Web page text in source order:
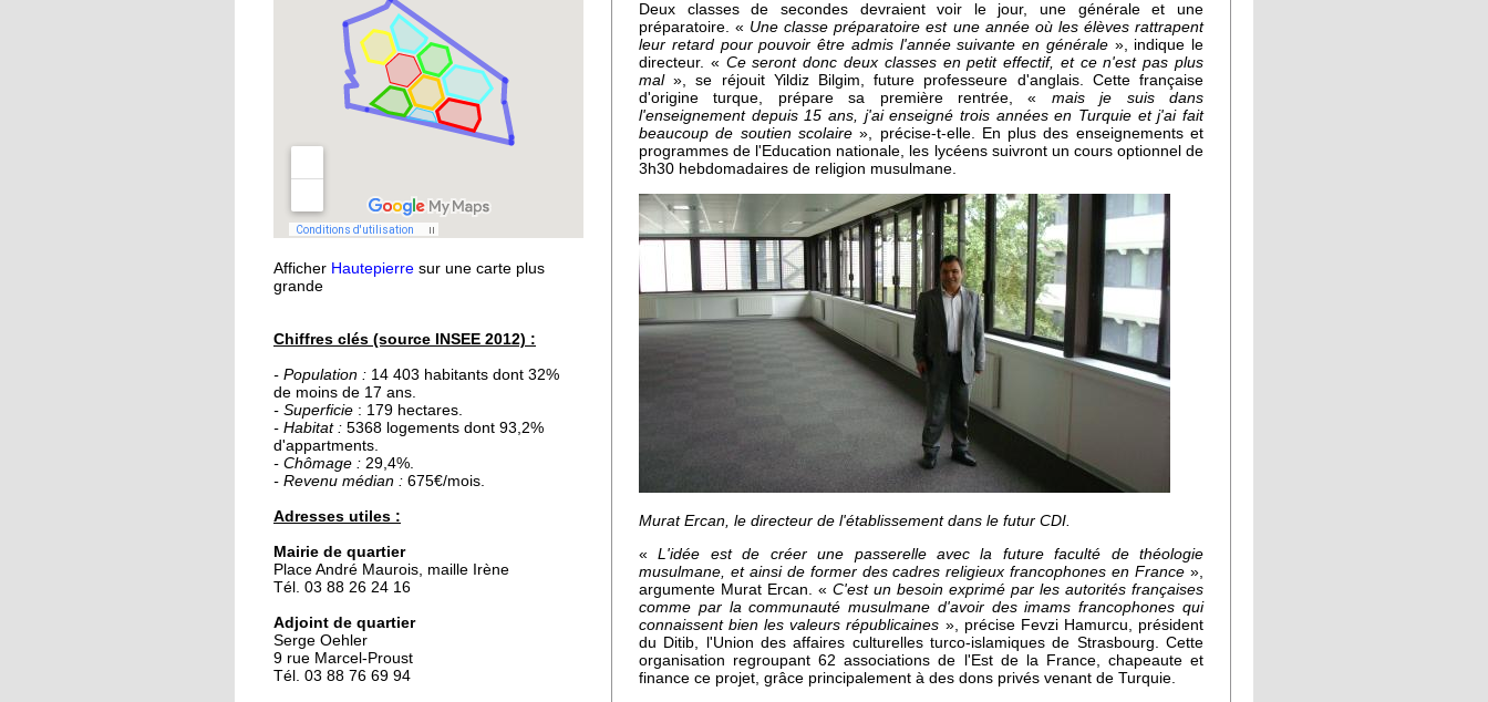
21 septembre 2015
Nouvelle médiathèque :
les usagers satisfaits
pour le lycée musulman
18 septembre 2015
16 septembre 2015
De la Passerelle au
Ricochet
16 septembre 2015
Table et Culture
25 septembre 2014
Des gâteaux contre un
voyage
Afficher Hautepierre sur une carte plus
grande
Chiffres clés (source INSEE 2012) :
- Population : 14 403 habitants dont 32%
de moins de 17 ans.
- Superficie : 179 hectares.
- Habitat : 5368 logements dont 93,2%
d'appartments.
- Chômage : 29,4%.
- Revenu médian : 675€/mois.
Adresses utiles :
Mairie de quartier
Place André Maurois, maille Irène
Tél. 03 88 26 24 16
Adjoint de quartier
Serge Oehler
9 rue Marcel-Proust
Tél. 03 88 76 69 94
Deux classes de secondes devraient voir le jour, une générale et une
préparatoire. « Une classe préparatoire est une année où les élèves rattrapent
leur retard pour pouvoir être admis l'année suivante en générale», indique le
directeur. « Ce seront donc deux classes en petit effectif, et ce n'est pas plus
mal», se réjouit Yildiz Bilgim, future professeure d'anglais. Cette française
d'origine turque, prépare sa première rentrée, « mais je suis dans
l'enseignement depuis 15 ans, j'ai enseigné trois années en Turquie et j'ai fait
beaucoup de soutien scolaire», précise-t-elle. En plus des enseignements et
programmes de l'Education nationale, les lycéens suivront un cours optionnel de
3h30 hebdomadaires de religion musulmane.
Murat Ercan, le directeur de l'établissement dans le futur CDI.
«L'idée est de créer une passerelle avec la future faculté de théologie
musulmane, et ainsi de former des cadres religieux francophones en France »,
argumente Murat Ercan. « C'est un besoin exprimé par les autorités françaises
comme par la communauté musulmane d'avoir des imams francophones qui
connaissent bien les valeurs républicaines », précise Fevzi Hamurcu, président
du Ditib, l'Union des affaires culturelles turco-islamiques de Strasbourg. Cette
organisation regroupant 62 associations de l'Est de la France, chapeaute et
finance ce projet, grâce principalement à des dons privés venant de Turquie.